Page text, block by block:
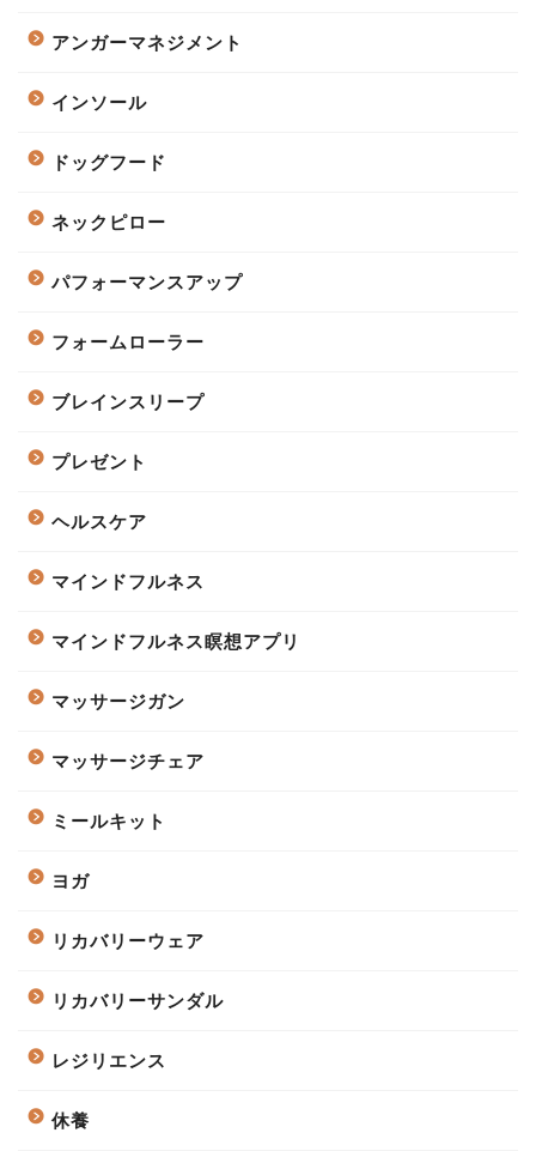
アンガーマネジメント
インソール
ドッグフード
ネックピロー
パフォーマンスアップ
フォームローラー
ブレインスリープ
プレゼント
ヘルスケア
マインドフルネス
マインドフルネス瞑想アプリ
マッサージガン
マッサージチェア
ミールキット
ヨガ
リカバリーウェア
リカバリーサンダル
レジリエンス
休養